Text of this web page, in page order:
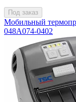
Под заказ
Мобильный
048A074-0402